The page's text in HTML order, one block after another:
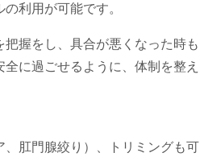
利用が可能です。
握をし、具合が悪くなった時も
に過ごせるように、体制を整え
、肛門腺絞り）、トリミングも可